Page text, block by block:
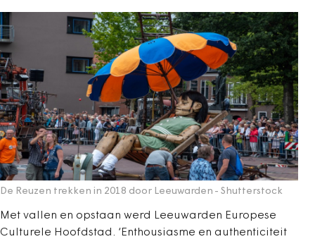
De Reuzen trekken in 2018 door Leeuwarden - Shutterstock
Met vallen en opstaan werd Leeuwarden Europese
Culturele Hoofdstad. ‘Enthousiasme en authenticiteit